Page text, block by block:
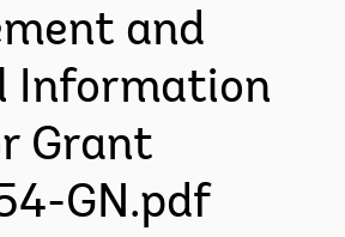
and
Information
Grant
GN.pdf